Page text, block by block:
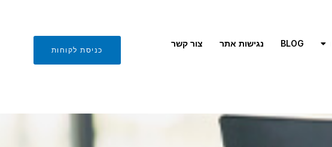
BLOG נגישות אתר צור קשר
כניסת לקוחות